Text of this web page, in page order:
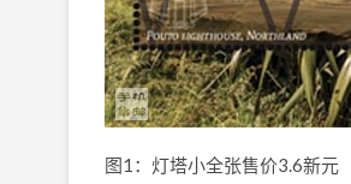
图1：灯塔小全张售价3.6新元